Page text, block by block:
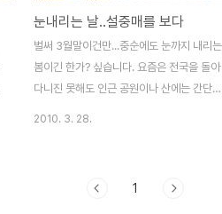
눈내리는 날..설중매를 보다
벌써 3월말이건만...중순에도 눈까지 내리는
봄이긴 한가? 싶습니다. 요즘은 전국을 돌아
다니진 못해도 인근 공원이나 산에는 간단히
각나는걸요. 얼른 꽃피는 따뜻한 봄이 왔으면
2010. 3. 28.
1